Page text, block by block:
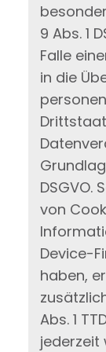
9 Abs. 1
Falle
in die
DSGVO.
von
Device-
haben,
Abs. 1
jederzeit